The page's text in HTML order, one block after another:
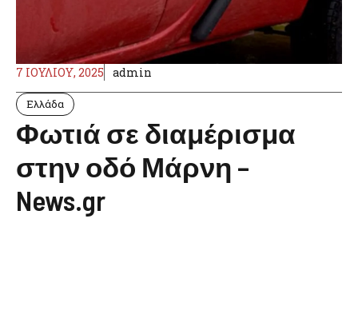
7 ΙΟΥΛΊΟΥ, 2025 admin
Ελλάδα
Φωτιά σε διαμέρισμα
στην οδό Μάρνη –
News.gr